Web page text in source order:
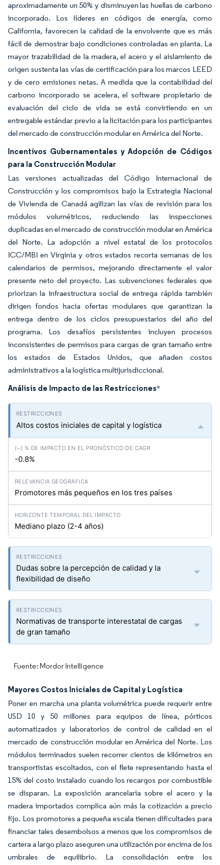
aproximadamente un 50% y disminuyen las huellas de carbono
incorporado. Los líderes en códigos de energía, como
California, favorecen la calidad de la envolvente que es más
fácil de demostrar bajo condiciones controladas en planta. La
mayor trazabilidad de la madera, el acero y el aislamiento de
origen sustenta las vías de certificación para los marcos LEED
y de cero emisiones netas. A medida que la contabilidad del
carbono incorporado se acelera, el software propietario de
evaluación del ciclo de vida se está convirtiendo en un
entregable estándar previo a la licitación para los participantes
del mercado de construcción modular en América del Norte.
Incentivos Gubernamentales y Adopción de Códigos
para la Construcción Modular
Las versiones actualizadas del Código Internacional de
Construcción y los compromisos bajo la Estrategia Nacional
de Vivienda de Canadá agilizan las vías de revisión para los
módulos volumétricos, reduciendo las inspecciones
duplicadas en el mercado de construcción modular en América
del Norte. La adopción a nivel estatal de los protocolos
ICC/MBI en Virginia y otros estados recorta semanas de los
calendarios de permisos, mejorando directamente el valor
presente neto del proyecto. Las subvenciones federales que
priorizan la infraestructura social de entrega rápida también
dirigen fondos hacia ofertas modulares que garantizan la
entrega dentro de los ciclos presupuestarios del año del
programa. Los desafíos persistentes incluyen procesos
inconsistentes de permisos para cargas de gran tamaño entre
los estados de Estados Unidos, que añaden costos
administrativos a la logística multijurisdiccional.
Análisis de Impacto de las Restricciones*
Altos costos iniciales de capital y logística
-0.8%
Promotores más pequeños en los tres países
Mediano plazo (2-4 años)
Dudas sobre la percepción de calidad y la
flexibilidad de diseño
Normativas de transporte interestatal de cargas
de gran tamaño
Fuente: Mordor Intelligence
Mayores Costos Iniciales de Capital y Logística
Poner en marcha una planta volumétrica puede requerir entre
USD 10 y 50 millones para equipos de línea, pórticos
automatizados y laboratorios de control de calidad en el
mercado de construcción modular en América del Norte. Los
módulos terminados suelen recorrer cientos de kilómetros en
transportistas escoltados, con el flete representando hasta el
15% del costo instalado cuando los recargos por combustible
se disparan. La exposición arancelaria sobre el acero y la
madera importados complica aún más la cotización a precio
fijo. Los promotores a pequeña escala tienen dificultades para
financiar tales desembolsos a menos que los compromisos de
cartera a largo plazo aseguren una utilización por encima de los
umbrales de equilibrio. La consolidación entre los